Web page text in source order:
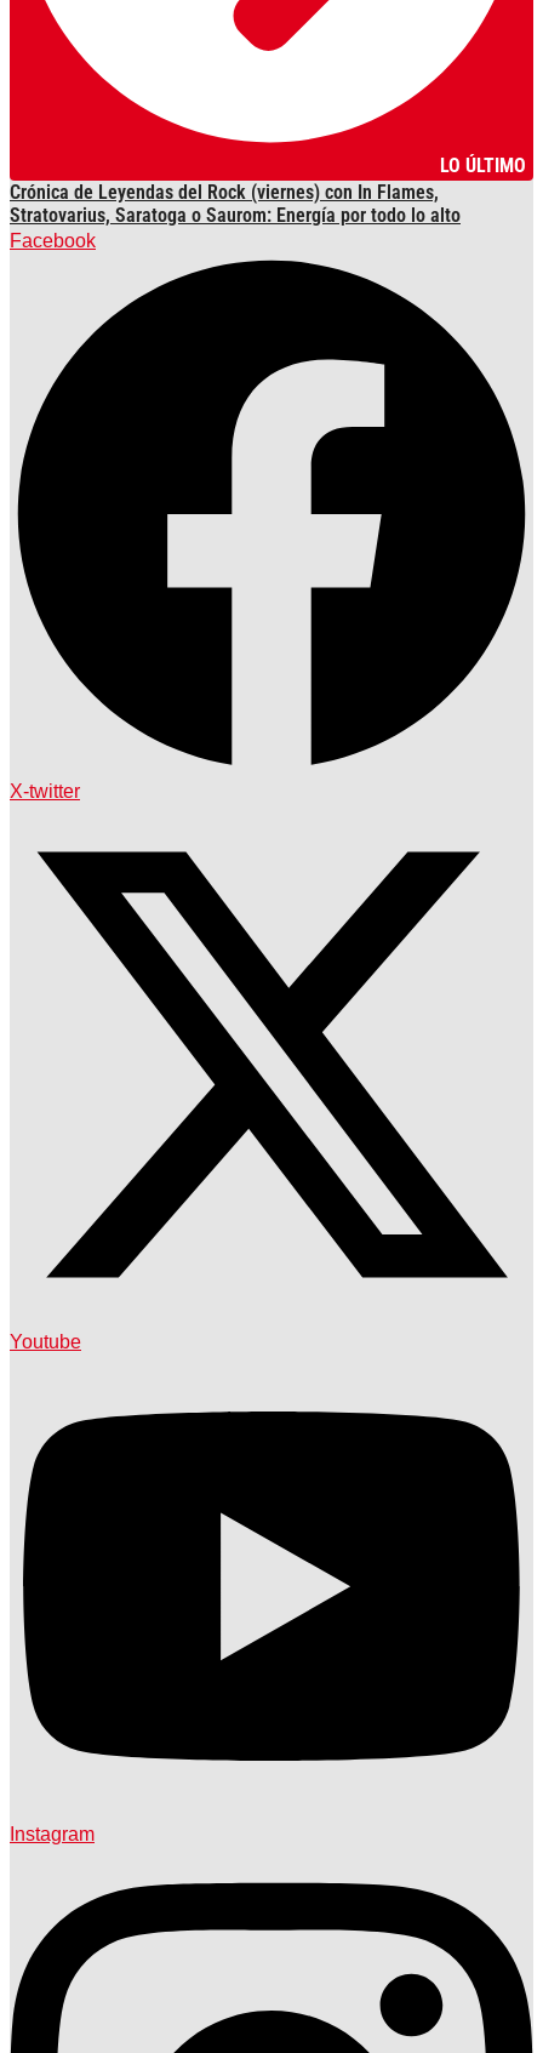
LO ÚLTIMO
Crónica de Leyendas del Rock (viernes) con In Flames,
Stratovarius, Saratoga o Saurom: Energía por todo lo alto
Facebook
X-twitter
Youtube
Instagram